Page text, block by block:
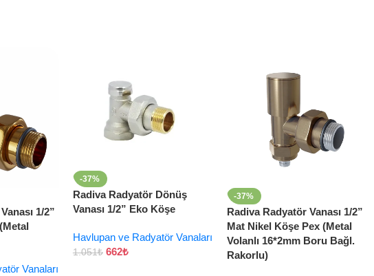
1/2”
Vanaları
-37%
Radiva Radyatör Dönüş
Vanası 1/2” Eko Köşe
Havlupan ve Radyatör Vanaları
1.051₺ 662₺
-37%
Radiva Radyatör Vanası 1/2”
Mat Nikel Köşe Pex (Metal
Volanlı 16*2mm Boru Bağl.
Rakorlu)